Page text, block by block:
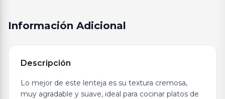
Información Adicional
Descripción
Lo mejor de este lenteja es su textura cremosa,
muy agradable y suave, ideal para cocinar platos de